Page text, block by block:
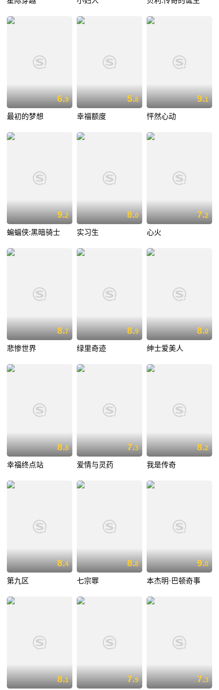
6.9
最初的梦想
5.8
幸福额度
9.1
怦然心动
9.2
蝙蝠侠:黑暗骑士
8.0
实习生
7.2
心火
8.7
悲惨世界
8.9
绿里奇迹
8.0
绅士爱美人
8.8
幸福终点站
7.3
爱情与灵药
8.2
我是传奇
8.4
第九区
8.8
七宗罪
9.0
本杰明·巴顿奇事
8.1 7.9 7.3